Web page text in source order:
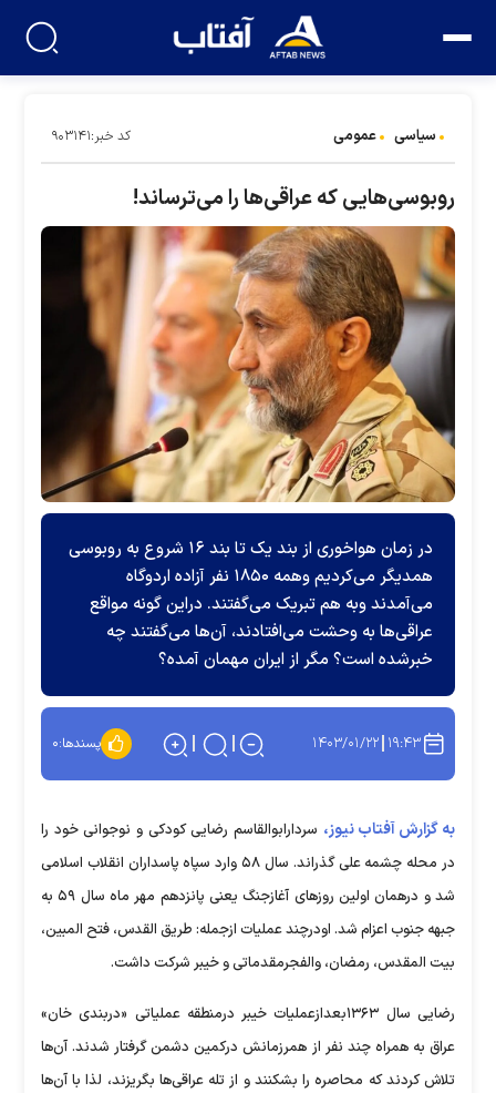
سیاسی عمومی کد خبر:۹۰۳۱۴۱
روبوسی‌هایی که عراقی‌ها را می‌ترساند!
در زمان هواخوری از بند یک تا بند ۱۶ شروع به روبوسی
همدیگر می‌کردیم وهمه ۱۸۵۰ نفر آزاده اردوگاه
می‌آمدند وبه هم تبریک می‌گفتند. دراین گونه مواقع
عراقی‌ها به وحشت می‌افتادند، آن‌ها می‌گفتند چه
خبرشده است؟ مگر از ایران مهمان آمده؟
۱۹:۴۳ ۱۴۰۳/۰۱/۲۲ پسندها:۰
به گزارش آفتاب نیوز، سردارابوالقاسم رضایی کودکی و نوجوانی خود را
در محله چشمه علی گذراند. سال ۵۸ وارد سپاه پاسداران انقلاب اسلامی
شد و درهمان اولین روز‌های آغازجنگ یعنی پانزدهم مهر ماه سال ۵۹ به
جبهه جنوب اعزام شد. اودرچند عملیات ازجمله: طریق القدس، فتح المبین،
بیت المقدس، رمضان، والفجرمقدماتی و خیبر شرکت داشت.
رضایی سال ۱۳۶۳بعدازعملیات خیبر درمنطقه عملیاتی «دربندی خان»
عراق به همراه چند نفر از همرزمانش درکمین دشمن گرفتار شدند. آن‌ها
تلاش کردند که محاصره را بشکنند و از تله عراقی‌ها بگریزند، لذا با آن‌ها